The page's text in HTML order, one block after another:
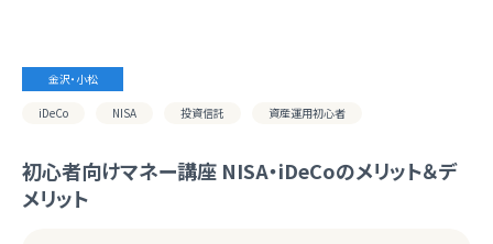
金沢・小松
iDeCo NISA 投資信託 資産運用初心者
初心者向けマネー講座 NISA・iDeCoのメリット＆デ
メリット